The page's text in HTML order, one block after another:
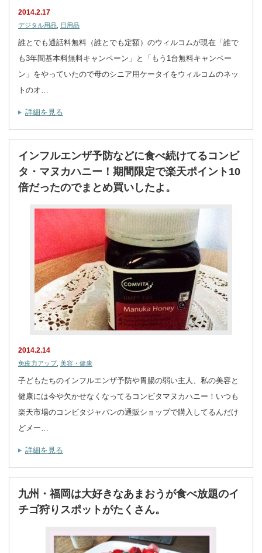
2014.2.17
デジタル用品 日用品
誰とでも通話料無料（誰とでも定額）のウィルコムが現在「誰で
も3年間基本料無料キャンペーン」と「もう1台無料キャンペー
ン」をやっていたので母のシニア用ケータイをウィルコムのネッ
トのオ…
詳細を見る
インフルエンザ予防などに食べ続けてるコンビ
タ・マヌカハニー！期間限定で楽天ポイント10
倍だったのでまとめ買いしたよ。
2014.2.14
免疫力アップ, 美容・健康
子どもたちのインフルエンザ予防や胃腸の弱い主人、私の美容と
健康には今や欠かせなくなってるコンビタマヌカハニー！いつも
楽天市場のコンビタジャパンの通販ショップで購入してるんだけ
どメー…
詳細を見る
九州・福岡は大好きなあまおうが食べ放題のイ
チゴ狩りスポットがたくさん。